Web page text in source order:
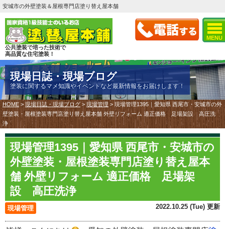
MENU
安城市の外壁塗装＆屋根専門店塗り替え屋本舗
公共塗装で培った技術で
高品質な住宅塗装！
現場日誌・現場ブログ
塗装に関するマメ知識やイベントなど最新情報をお届けします！
HOME >現場日誌・現場ブログ > 現場管理 > 現場管理1395｜愛知県 西尾市・安城市の外
壁塗装・屋根塗装専門店塗り替え屋本舗 外壁リフォーム 適正価格 足場架設 高圧洗
浄
現場管理1395｜愛知県 西尾市・安城市の
外壁塗装・屋根塗装専門店塗り替え屋本
舗 外壁リフォーム 適正価格 足場架
設 高圧洗浄
現場管理 2022.10.25 (Tue) 更新